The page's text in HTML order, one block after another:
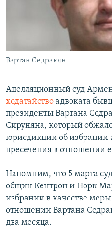
Русский
Вартан Седракян
Апелляционный суд
ходатайство адвоката
президенты Вартана
Сируняна, который
юрисдикции об избрании
пресечения в отношении
Напомним, что 5 марта
общин Кентрон и Норк
избрании в качестве
отношении Вартана
два месяца.